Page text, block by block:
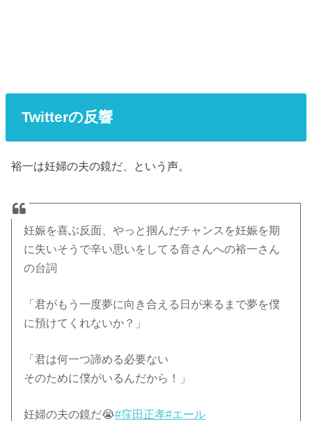
Twitterの反響
裕一は妊婦の夫の鏡だ、という声。
妊娠を喜ぶ反面、やっと掴んだチャンスを妊娠を期
に失いそうで辛い思いをしてる音さんへの裕一さん
の台詞
「君がもう一度夢に向き合える日が来るまで夢を僕
に預けてくれないか？」
「君は何一つ諦める必要ない
そのために僕がいるんだから！」
妊婦の夫の鏡だ😭#窪田正孝#エール